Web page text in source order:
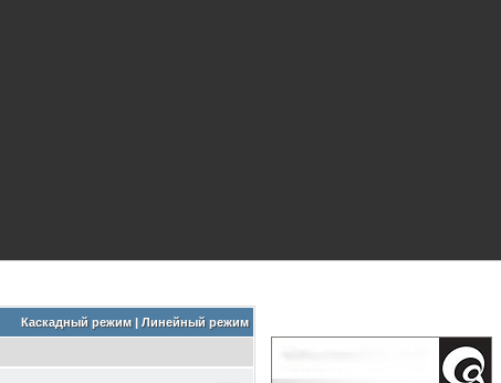
Каскадный режим| Линейный режим